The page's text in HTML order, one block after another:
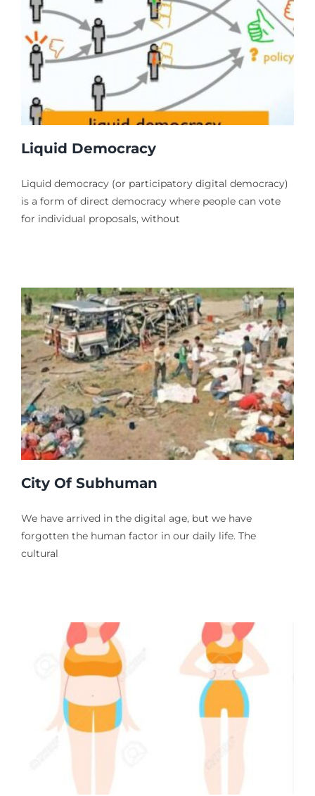
Liquid Democracy
Liquid democracy (or participatory digital democracy)
is a form of direct democracy where people can vote
for individual proposals, without
City Of Subhuman
We have arrived in the digital age, but we have
forgotten the human factor in our daily life. The
cultural